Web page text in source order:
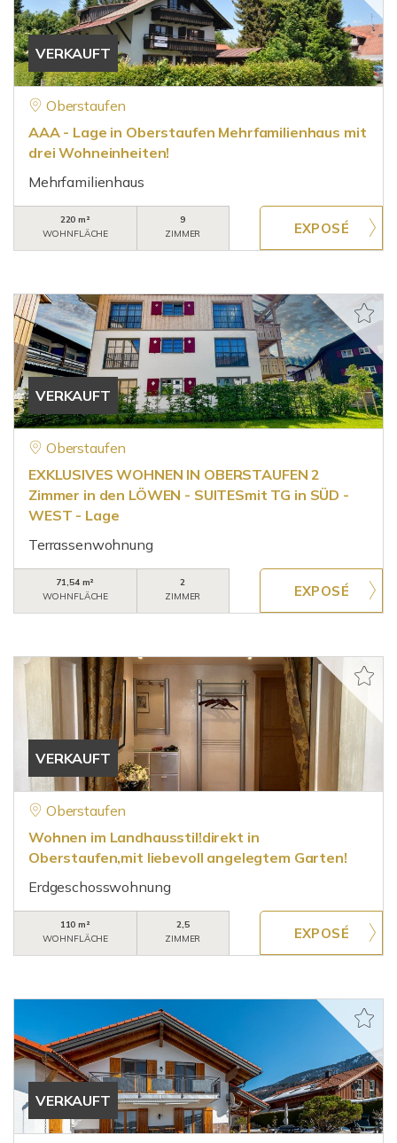
VERKAUFT
Oberstaufen
AAA - Lage in Oberstaufen Mehrfamilienhaus mit
drei Wohneinheiten!
Mehrfamilienhaus
220 m²
WOHNFLÄCHE
9
ZIMMER
VERKAUFT
Oberstaufen
EXKLUSIVES WOHNEN IN OBERSTAUFEN 2
Zimmer in den LÖWEN - SUITESmit TG in SÜD -
WEST - Lage
Terrassenwohnung
71,54 m²
WOHNFLÄCHE
2
ZIMMER
VERKAUFT
Oberstaufen
Wohnen im Landhausstil!direkt in
Oberstaufen,mit liebevoll angelegtem Garten!
Erdgeschosswohnung
110 m²
WOHNFLÄCHE
2,5
ZIMMER
VERKAUFT